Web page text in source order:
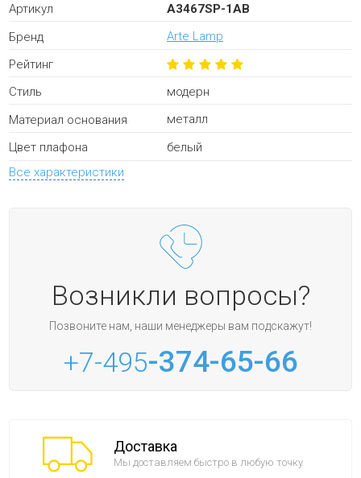
Артикул
A3467SP-1AB
Бренд
Arte Lamp
Рейтинг
Стиль
модерн
Материал основания
металл
Цвет плафона
белый
Все характеристики
Возникли вопросы?
Позвоните нам, наши менеджеры вам подскажут!
+7-495-374-65-66
Доставка
Мы доставляем быстро в любую точку